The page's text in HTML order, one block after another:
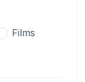
Films